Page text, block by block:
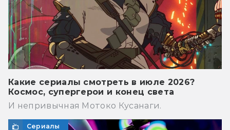
Какие сериалы смотреть в июле 2026?
Космос, супергерои и конец света
И непривычная Мотоко Кусанаги.
Сериалы